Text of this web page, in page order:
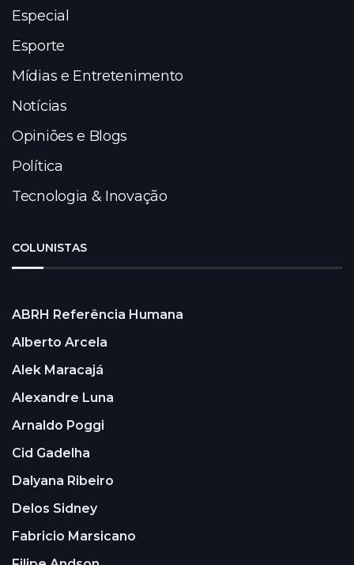
Especial
Esporte
Mídias e Entretenimento
Notícias
Opiniões e Blogs
Política
Tecnologia & Inovação
COLUNISTAS
ABRH Referência Humana
Alberto Arcela
Alek Maracajá
Alexandre Luna
Arnaldo Poggi
Cid Gadelha
Dalyana Ribeiro
Delos Sidney
Fabricio Marsicano